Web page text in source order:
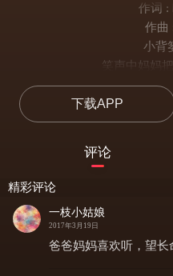
作词 :
作曲
小背
笑声中妈妈
头一回幽幽
头一回清清
头一回赶场
歌声中妈妈
多少次外婆
下载APP
评论
精彩评论
一枝小姑娘
2017年3月19日
爸爸妈妈喜欢听，望长